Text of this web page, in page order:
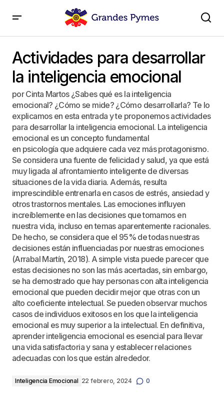
Actividades para desarrollar
la inteligencia emocional
por Cinta Martos ¿Sabes qué es la inteligencia
emocional? ¿Cómo se mide? ¿Cómo desarrollarla? Te lo
explicamos en esta entrada y te proponemos actividades
para desarrollar la inteligencia emocional. La inteligencia
emocional es un concepto fundamental
en psicología que adquiere cada vez más protagonismo.
Se considera una fuente de felicidad y salud, ya que está
muy ligada al afrontamiento inteligente de diversas
situaciones de la vida diaria. Además, resulta
imprescindible entrenarla en casos de estrés, ansiedad y
otros trastornos mentales. Las emociones influyen
increíblemente en las decisiones que tomamos en
nuestra vida, incluso en temas aparentemente racionales.
De hecho, se considera que el 95% de todas nuestras
decisiones están influenciadas por nuestras emociones
(Arrabal Martín, 2018). A simple vista puede parecer que
estas decisiones no son las más acertadas, sin embargo,
se ha demostrado que hay personas con alta inteligencia
emocional que pueden decidir mejor que otras con un
alto coeficiente intelectual. Se pueden observar muchos
casos de individuos exitosos en los que la inteligencia
emocional es muy superior a la intelectual. En definitiva,
aprender inteligencia emocional es esencial para llevar
una vida satisfactoria y sana y establecer relaciones
adecuadas con los que están alrededor.
Inteligencia Emocional 22 febrero, 2024 0